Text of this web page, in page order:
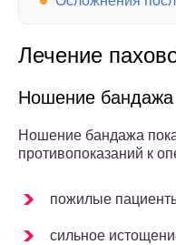
Лечение
Ношение бандажа
Ношение бандажа
противопоказаний к
пожилые
сильное